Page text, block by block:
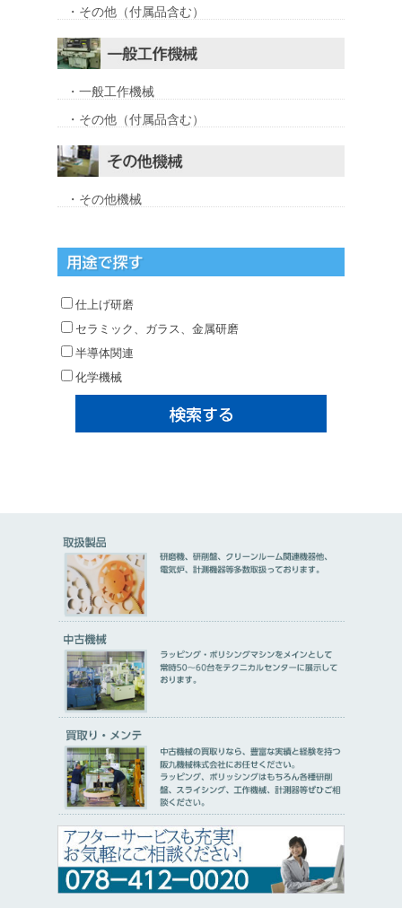
・その他（付属品含む）
・一般工作機械
・その他（付属品含む）
・その他機械
仕上げ研磨
セラミック、ガラス、金属研磨
半導体関連
化学機械